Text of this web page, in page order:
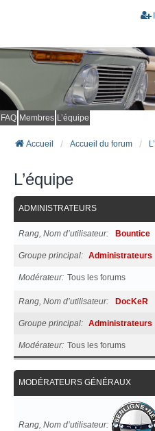
FAQ Membres L’équipe
Accueil Accueil du forum
L’équipe
ADMINISTRATEURS
Rang, Nom d’utilisateur Bountice
Groupe principal Administrateurs
Modérateur Tous les forums
Rang, Nom d’utilisateur DocKeR
Groupe principal Administrateurs
Modérateur Tous les forums
MODÉRATEURS GÉNÉRAUX
Rang, Nom d’utilisateur